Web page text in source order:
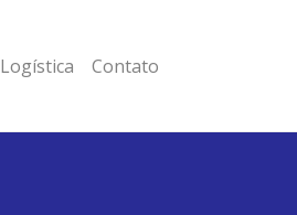
Logística Contato